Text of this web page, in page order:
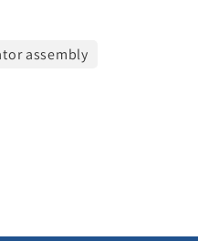
assembly